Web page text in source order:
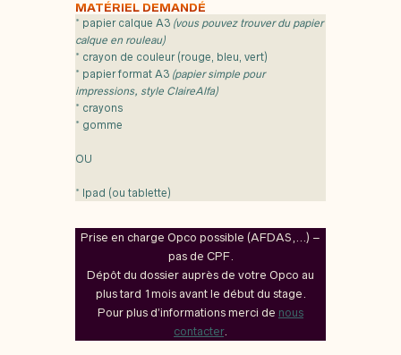
MATÉRIEL DEMANDÉ
* papier calque A3 (vous pouvez trouver du papier
calque en rouleau)
* crayon de couleur (rouge, bleu, vert)
* papier format A3 (papier simple pour
impressions, style ClaireAlfa)
* crayons
* gomme
OU
* Ipad (ou tablette)
Prise en charge Opco possible (AFDAS,…) –
pas de CPF.
Dépôt du dossier auprès de votre Opco au
plus tard 1mois avant le début du stage.
Pour plus d’informations merci de nous
contacter.